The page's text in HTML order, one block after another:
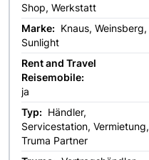
Shop, Werkstatt
Marke: Knaus, Weinsberg,
Sunlight
Rent and Travel
Reisemobile:
ja
Typ: Händler,
Servicestation, Vermietung,
Truma Partner